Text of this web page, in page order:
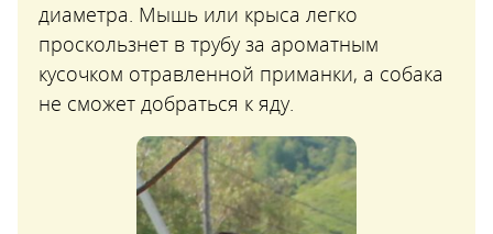
диаметра. Мышь или крыса легко
проскользнет в трубу за ароматным
кусочком отравленной приманки, а собака
не сможет добраться к яду.